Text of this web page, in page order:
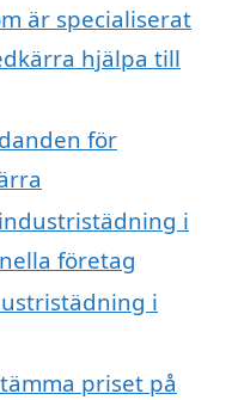
är specialiserat
hjälpa till
för
i
företag
i
priset på